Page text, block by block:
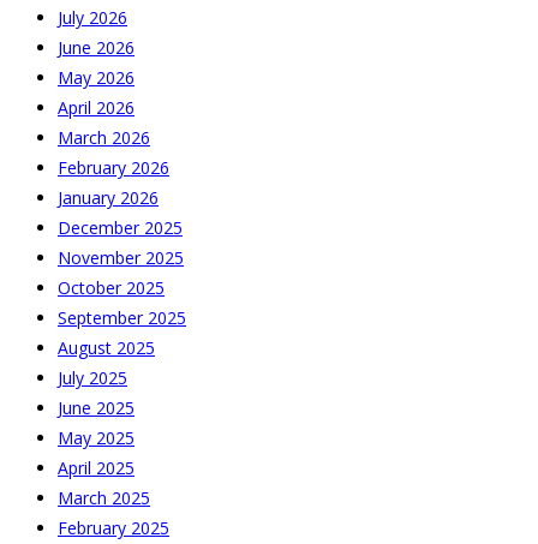
July 2026
June 2026
May 2026
April 2026
March 2026
February 2026
January 2026
December 2025
November 2025
October 2025
September 2025
August 2025
July 2025
June 2025
May 2025
April 2025
March 2025
February 2025